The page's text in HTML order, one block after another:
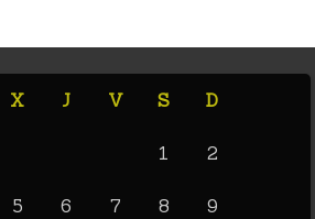
X J V S D
1 2
5 6 7 8 9